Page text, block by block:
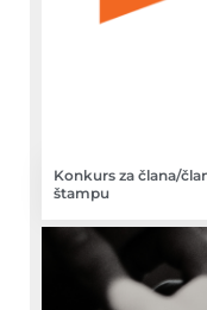
Konkurs za člana/
štampu